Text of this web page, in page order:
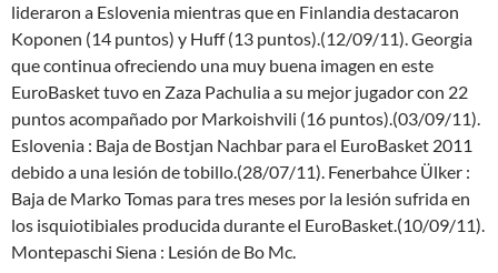
lideraron a Eslovenia mientras que en Finlandia destacaron
Koponen (14 puntos) y Huff (13 puntos).(12/09/11). Georgia
que continua ofreciendo una muy buena imagen en este
EuroBasket tuvo en Zaza Pachulia a su mejor jugador con 22
puntos acompañado por Markoishvili (16 puntos).(03/09/11).
Eslovenia : Baja de Bostjan Nachbar para el EuroBasket 2011
debido a una lesión de tobillo.(28/07/11). Fenerbahce Ülker :
Baja de Marko Tomas para tres meses por la lesión sufrida en
los isquiotibiales producida durante el EuroBasket.(10/09/11).
Montepaschi Siena : Lesión de Bo Mc.